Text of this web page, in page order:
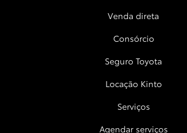
Venda direta
Consórcio
Seguro Toyota
Locação Kinto
Serviços
Agendar serviços